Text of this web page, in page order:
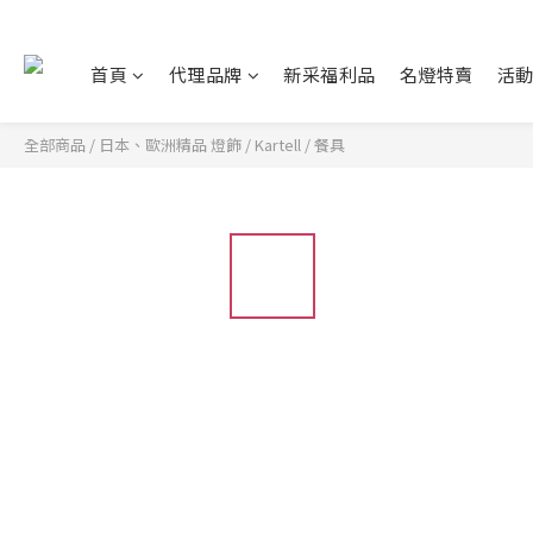
首頁 代理品牌 新采福利品 名燈特賣 活
全部商品 / 日本、歐洲精品 燈飾 / Kartell /餐具